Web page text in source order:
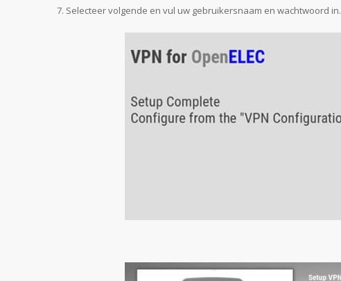
Selecteer volgende en vul uw gebruikersnaam en wachtwoord in.